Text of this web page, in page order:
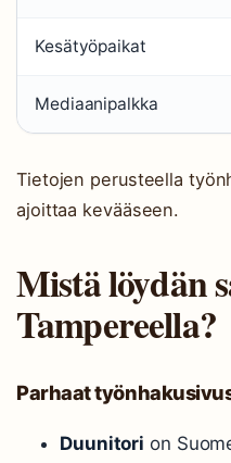
Kesätyöpaikat
Mediaanipalkka
Tietojen perusteella
ajoittaa kevääseen.
Mistä löydän
Tampereella?
Parhaat
Duunitori on